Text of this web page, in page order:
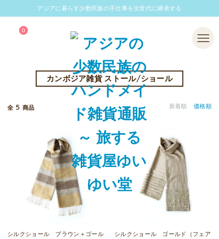
アジアに暮らす少数民族の手仕事を次世代に継承する
0 Menu
カンボジア雑貨 ストール/ショール
全 5 商品 新着順 価格順
シルクショール ブラウン＋ゴール
シルクショール ゴールド（フェア